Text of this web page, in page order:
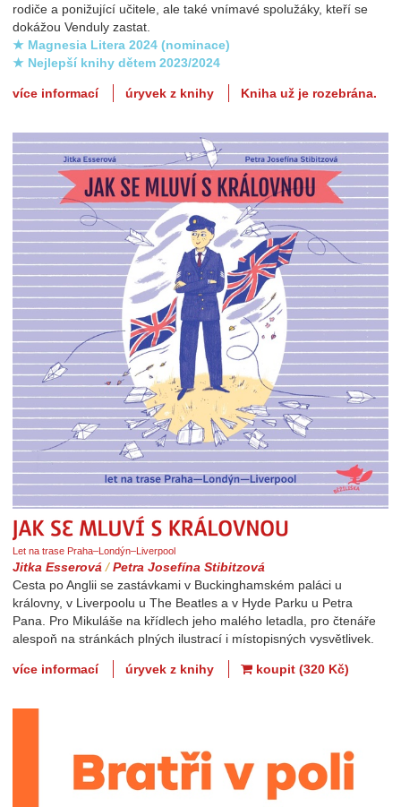
rodiče a ponižující učitele, ale také vnímavé spolužáky, kteří se
dokážou Venduly zastat.
★ Magnesia Litera 2024 (nominace)
★ Nejlepší knihy dětem 2023/2024
více informací úryvek z knihy Kniha už je rozebrána.
Let na trase Praha–Londýn–Liverpool
Jitka Esserová /Petra Josefína Stibitzová
Cesta po Anglii se zastávkami v Buckinghamském paláci u
královny, v Liverpoolu u The Beatles a v Hyde Parku u Petra
Pana. Pro Mikuláše na křídlech jeho malého letadla, pro čtenáře
alespoň na stránkách plných ilustrací i místopisných vysvětlivek.
více informací úryvek z knihy koupit (320 Kč)